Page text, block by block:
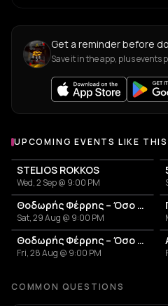
Get a reminder before
Save it in the app, plus events
UPCOMING EVENTS LIKE THIS
STELIOS ROKKOS
Wed, 2 Sep @ 9:00 PM
Θοδωρής Φέρρης – Όσο θα γυρίζει η γη Summer Tour
Sat, 29 Aug @ 9:00 PM
Θοδωρής Φέρρης – Όσο θα γυρίζει η γη Summer Tour
Fri, 28 Aug @ 9:00 PM
COMMON QUESTIONS